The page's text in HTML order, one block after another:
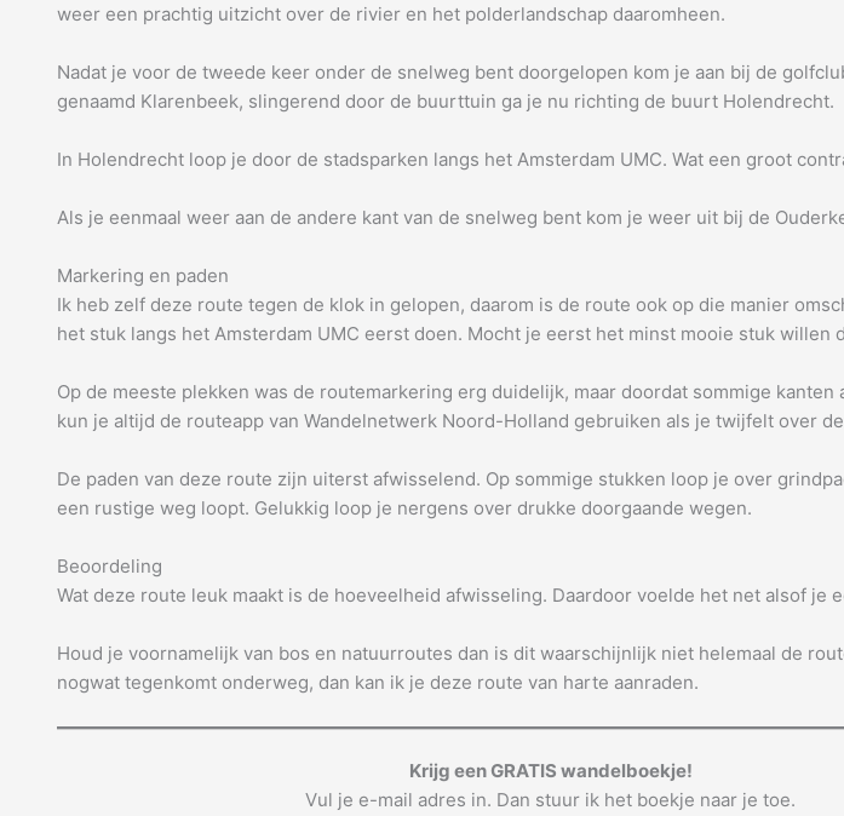
weer een prachtig uitzicht over de rivier en het polderlandschap daaromheen.
Nadat je voor de tweede keer onder de snelweg bent doorgelopen kom je aan bij de
genaamd Klarenbeek, slingerend door de buurttuin ga je nu richting de buurt Holendrecht.
In Holendrecht loop je door de stadsparken langs het Amsterdam UMC. Wat een groot
Als je eenmaal weer aan de andere kant van de snelweg bent kom je weer uit bij de
Markering en paden
Ik heb zelf deze route tegen de klok in gelopen, daarom is de route ook op die manier
het stuk langs het Amsterdam UMC eerst doen. Mocht je eerst het minst mooie stuk willen
Op de meeste plekken was de routemarkering erg duidelijk, maar doordat sommige
kun je altijd de routeapp van Wandelnetwerk Noord-Holland gebruiken als je twijfelt over
De paden van deze route zijn uiterst afwisselend. Op sommige stukken loop je over
een rustige weg loopt. Gelukkig loop je nergens over drukke doorgaande wegen.
Beoordeling
Wat deze route leuk maakt is de hoeveelheid afwisseling. Daardoor voelde het net alsof
Houd je voornamelijk van bos en natuurroutes dan is dit waarschijnlijk niet helemaal de
nogwat tegenkomt onderweg, dan kan ik je deze route van harte aanraden.
Krijg een GRATIS wandelboekje!
Vul je e-mail adres in. Dan stuur ik het boekje naar je toe.